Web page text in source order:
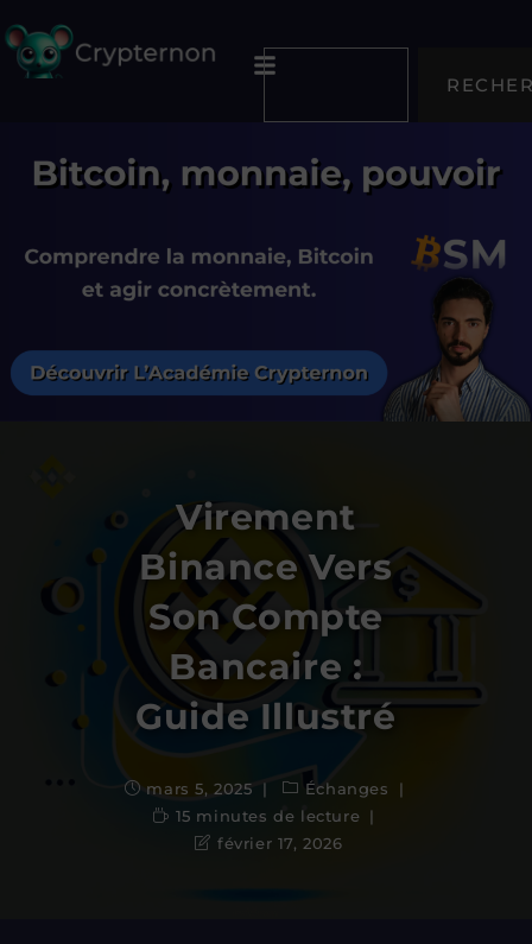
Virement
Binance Vers
Son Compte
Bancaire :
Guide Illustré
mars 5, 2025
Échanges
15 minutes de lecture
février 17, 2026